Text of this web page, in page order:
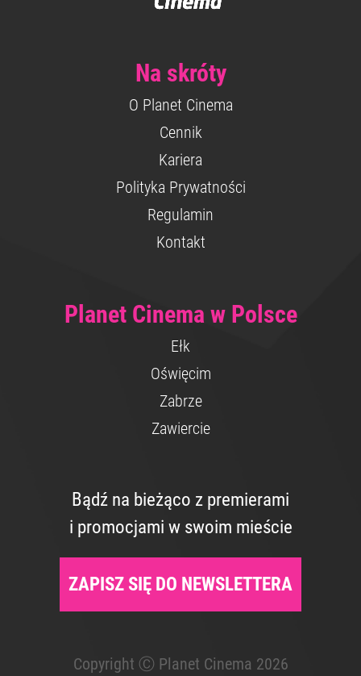
Na skróty
O Planet Cinema
Cennik
Kariera
Polityka Prywatności
Regulamin
Kontakt
Planet Cinema w Polsce
Ełk
Oświęcim
Zabrze
Zawiercie
Bądź na bieżąco z premierami
i promocjami w swoim mieście
ZAPISZ SIĘ DO NEWSLETTERA
Copyright Ⓒ Planet Cinema 2026